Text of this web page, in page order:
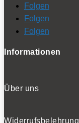
Folgen
Folgen
Folgen
Informationen
Über uns
Widerrufsbelehrung